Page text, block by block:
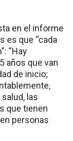
en el informe
es que “cada
“Hay
años que van
de inicio;
las
que tienen
personas